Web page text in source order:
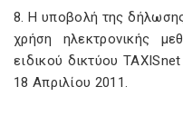
8. Η υποβολή της
χρήση ηλεκτρονικής
ειδικού δικτύου
18 Απριλίου 2011.